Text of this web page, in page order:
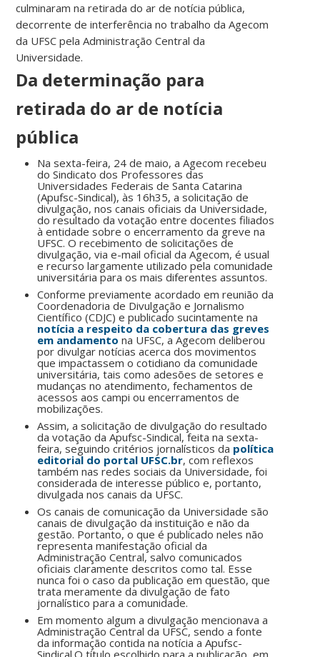
culminaram na retirada do ar de notícia pública,
decorrente de interferência no trabalho da Agecom
da UFSC pela Administração Central da
Universidade.
Da determinação para
retirada do ar de notícia
pública
Na sexta-feira, 24 de maio, a Agecom recebeu
do Sindicato dos Professores das
Universidades Federais de Santa Catarina
(Apufsc-Sindical), às 16h35, a solicitação de
divulgação, nos canais oficiais da Universidade,
do resultado da votação entre docentes filiados
à entidade sobre o encerramento da greve na
UFSC. O recebimento de solicitações de
divulgação, via e-mail oficial da Agecom, é usual
e recurso largamente utilizado pela comunidade
universitária para os mais diferentes assuntos.
Conforme previamente acordado em reunião da
Coordenadoria de Divulgação e Jornalismo
Científico (CDJC) e publicado sucintamente na
notícia a respeito da cobertura das greves
em andamento na UFSC, a Agecom deliberou
por divulgar notícias acerca dos movimentos
que impactassem o cotidiano da comunidade
universitária, tais como adesões de setores e
mudanças no atendimento, fechamentos de
acessos aos campi ou encerramentos de
mobilizações.
Assim, a solicitação de divulgação do resultado
da votação da Apufsc-Sindical, feita na sexta-
feira, seguindo critérios jornalísticos da política
editorial do portal UFSC.br, com reflexos
também nas redes sociais da Universidade, foi
considerada de interesse público e, portanto,
divulgada nos canais da UFSC.
Os canais de comunicação da Universidade são
canais de divulgação da instituição e não da
gestão. Portanto, o que é publicado neles não
representa manifestação oficial da
Administração Central, salvo comunicados
oficiais claramente descritos como tal. Esse
nunca foi o caso da publicação em questão, que
trata meramente da divulgação de fato
jornalístico para a comunidade.
Em momento algum a divulgação mencionava a
Administração Central da UFSC, sendo a fonte
da informação contida na notícia a Apufsc-